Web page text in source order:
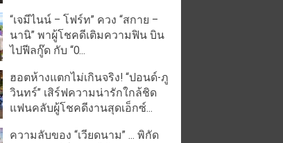
“เจมีไนน์ – โฟร์ท” ควง “สกาย –
นานิ” พาผู้โชคดีเติมความฟิน บิน
ไปฟีลกู๊ด กับ “O...
ฮอตห้างแตกไม่เกินจริง! “ปอนด์-ภู
วินทร์” เสิร์ฟความน่ารักใกล้ชิด
แฟนคลับผู้โชคดีงานสุดเอ็กซ์...
ความลับของ “เวียดนาม” … พิกัด